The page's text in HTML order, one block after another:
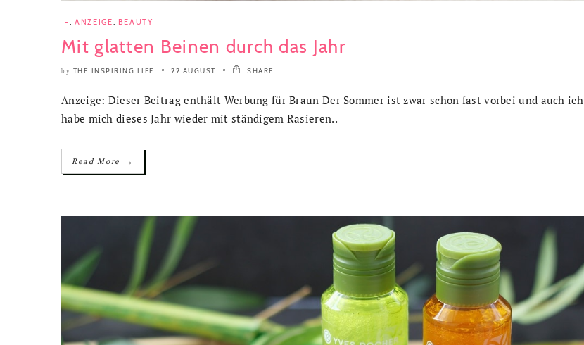
- , ANZEIGE, BEAUTY
Mit glatten Beinen durch das Jahr
by THE INSPIRING LIFE 22 AUGUST SHARE
Anzeige: Dieser Beitrag enthält Werbung für Braun Der Sommer ist zwar schon fast vorbei und auch ich
habe mich dieses Jahr wieder mit ständigem Rasieren..
Read More →